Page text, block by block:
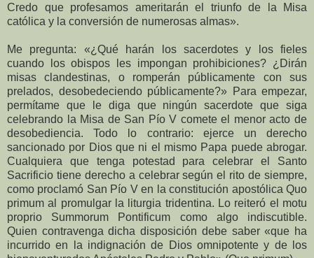
Credo que profesamos ameritarán el triunfo de la Misa
católica y la conversión de numerosas almas».
Me pregunta: «¿Qué harán los sacerdotes y los fieles
cuando los obispos les impongan prohibiciones? ¿Dirán
misas clandestinas, o romperán públicamente con sus
prelados, desobedeciendo públicamente?» Para empezar,
permítame que le diga que ningún sacerdote que siga
celebrando la Misa de San Pío V comete el menor acto de
desobediencia. Todo lo contrario: ejerce un derecho
sancionado por Dios que ni el mismo Papa puede abrogar.
Cualquiera que tenga potestad para celebrar el Santo
Sacrificio tiene derecho a celebrar según el rito de siempre,
como proclamó San Pío V en la constitución apostólica Quo
primum al promulgar la liturgia tridentina. Lo reiteró el motu
proprio Summorum Pontificum como algo indiscutible.
Quien contravenga dicha disposición debe saber «que ha
incurrido en la indignación de Dios omnipotente y de los